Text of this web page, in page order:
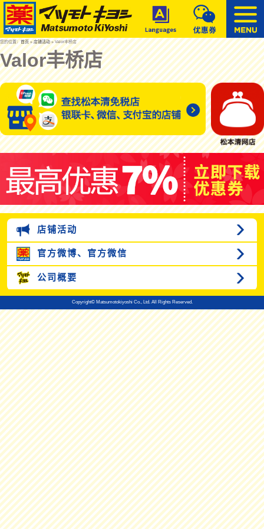
您的位置：首页»店铺活动» Valor丰桥店
Valor丰桥店
店铺活动
官方微博、 官方微信
公司概要
Copyright© Matsumotokiyoshi Co., Ltd. All Rights Reserved.